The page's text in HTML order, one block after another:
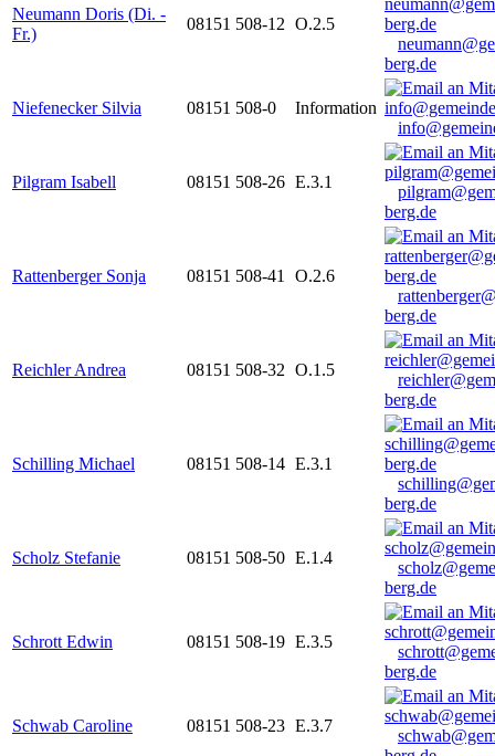
Neumann Doris (Di. -
Fr.)
08151 508-12 O.2.5
berg.de
Niefenecker Silvia 08151 508-0
Information
Pilgram Isabell 08151 508-26 E.3.1
berg.de
Rattenberger Sonja 08151 508-41
O.2.6
berg.de
Reichler Andrea 08151 508-32 O.1.5
berg.de
Schilling Michael 08151 508-14 E.3.1
berg.de
Scholz Stefanie 08151 508-50 E.1.4
berg.de
Schrott Edwin 08151 508-19 E.3.5
berg.de
Schwab Caroline 08151 508-23 E.3.7